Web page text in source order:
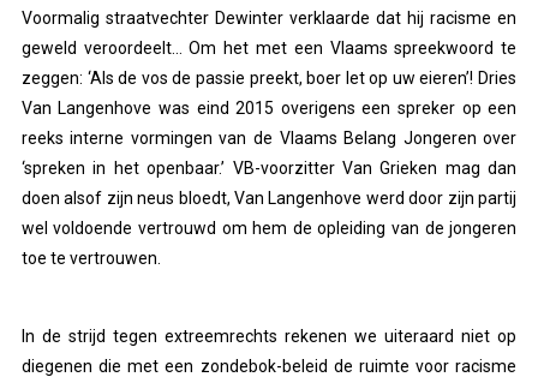
Voormalig straatvechter Dewinter verklaarde dat hij racisme en
geweld veroordeelt… Om het met een Vlaams spreekwoord te
zeggen: ‘Als de vos de passie preekt, boer let op uw eieren’! Dries
Van Langenhove was eind 2015 overigens een spreker op een
reeks interne vormingen van de Vlaams Belang Jongeren over
‘spreken in het openbaar.’ VB-voorzitter Van Grieken mag dan
doen alsof zijn neus bloedt, Van Langenhove werd door zijn partij
wel voldoende vertrouwd om hem de opleiding van de jongeren
toe te vertrouwen.
In de strijd tegen extreemrechts rekenen we uiteraard niet op
diegenen die met een zondebok-beleid de ruimte voor racisme